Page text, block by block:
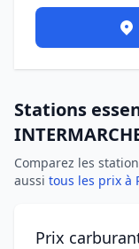
Stations
Comparez les
aussi tous les prix à
Prix